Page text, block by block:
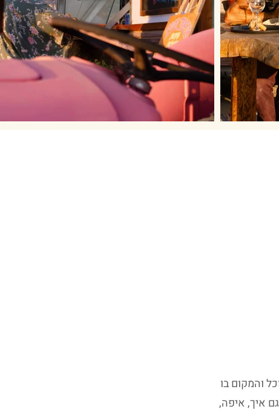
והמקום בו
איך, איפה,